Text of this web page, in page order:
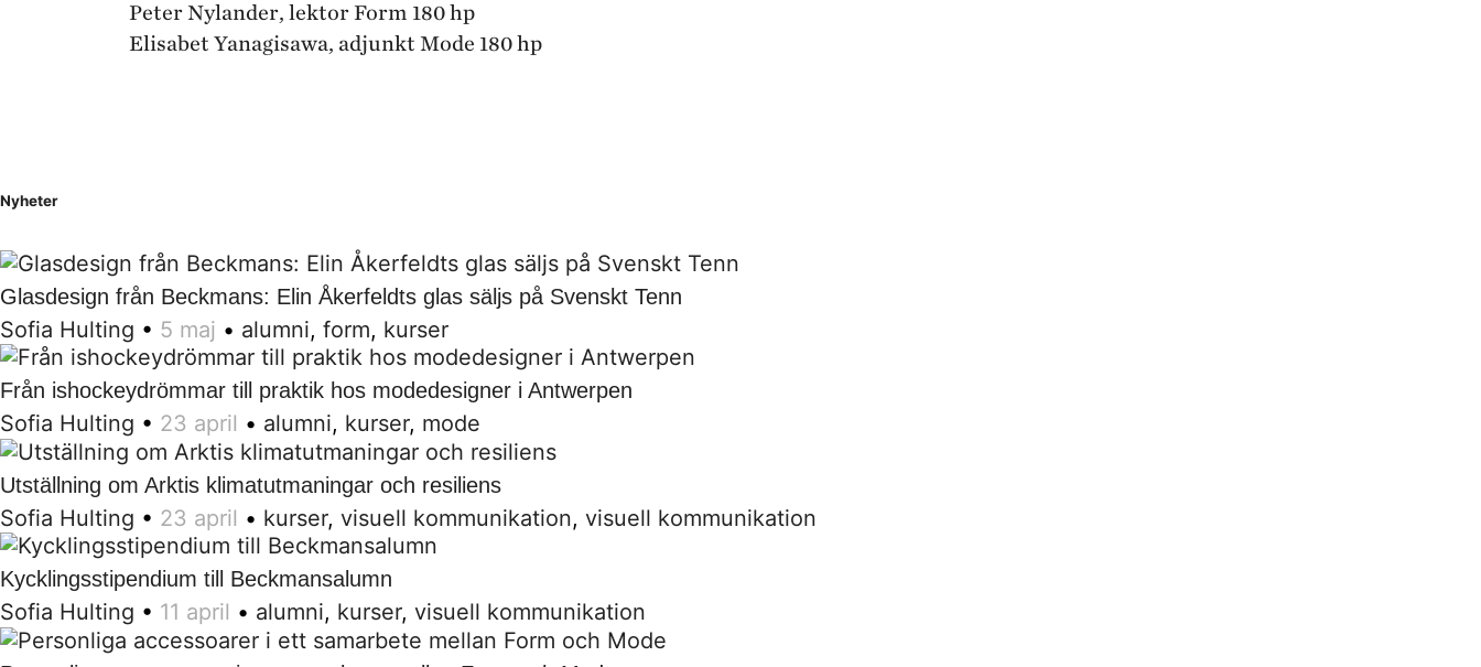
Peter Nylander, lektor Form 180 hp
Elisabet Yanagisawa, adjunkt Mode 180 hp
Nyheter
Glasdesign från Beckmans: Elin Åkerfeldts glas säljs på Svenskt Tenn
Sofia Hulting • 5 maj • alumni, form, kurser
Från ishockeydrömmar till praktik hos modedesigner i Antwerpen
Sofia Hulting • 23 april • alumni, kurser, mode
Utställning om Arktis klimatutmaningar och resiliens
Sofia Hulting • 23 april • kurser, visuell kommunikation, visuell kommunikation
Kycklingsstipendium till Beckmansalumn
Sofia Hulting • 11 april • alumni, kurser, visuell kommunikation